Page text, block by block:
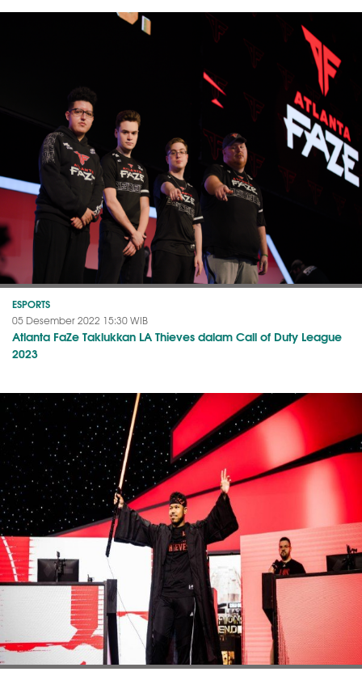
ESPORTS
05 Desember 2022 15:30 WIB
Atlanta FaZe Taklukkan LA Thieves dalam Call of Duty League
2023